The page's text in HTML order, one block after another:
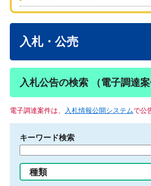
入札・公売
入札公告の検索 （電子調達案
電子調達案件は、 入札情報公開システムで公
キーワード検索
る
種類